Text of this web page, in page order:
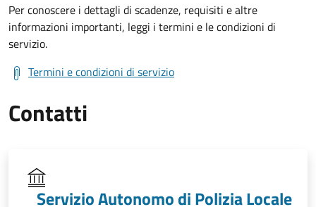
Per conoscere i dettagli di scadenze, requisiti e altre
informazioni importanti, leggi i termini e le condizioni di
servizio.
Termini e condizioni di servizio
Contatti
Servizio Autonomo di Polizia Locale